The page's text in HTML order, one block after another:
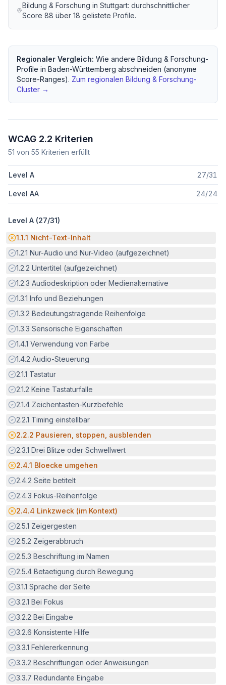
Bildung & Forschung in Stuttgart: durchschnittlicher
Score 88 über 18 gelistete Profile.
Regionaler Vergleich: Wie andere Bildung & Forschung-
Profile in Baden-Württemberg abschneiden (anonyme
Score-Ranges). Zum regionalen Bildung & Forschung-
Cluster →
WCAG 2.2 Kriterien
51 von 55 Kriterien erfüllt
Level A 27/31
Level AA 24/24
Level A (27/31)
Potenzielle Barriere:
1.1.1 Nicht-Text-Inhalt
Erfüllt:
1.2.1 Nur-Audio und Nur-Video (aufgezeichnet)
Erfüllt:
1.2.2 Untertitel (aufgezeichnet)
Erfüllt:
1.2.3 Audiodeskription oder Medienalternative
Erfüllt:
1.3.1 Info und Beziehungen
Erfüllt:
1.3.2 Bedeutungstragende Reihenfolge
Erfüllt:
1.3.3 Sensorische Eigenschaften
Erfüllt:
1.4.1 Verwendung von Farbe
Erfüllt:
1.4.2 Audio-Steuerung
Erfüllt:
2.1.1 Tastatur
Erfüllt:
2.1.2 Keine Tastaturfalle
Erfüllt:
2.1.4 Zeichentasten-Kurzbefehle
Erfüllt:
2.2.1 Timing einstellbar
Potenzielle Barriere:
2.2.2 Pausieren, stoppen, ausblenden
Erfüllt:
2.3.1 Drei Blitze oder Schwellwert
Potenzielle Barriere:
2.4.1 Bloecke umgehen
Erfüllt:
2.4.2 Seite betitelt
Erfüllt:
2.4.3 Fokus-Reihenfolge
Potenzielle Barriere:
2.4.4 Linkzweck (im Kontext)
Erfüllt:
2.5.1 Zeigergesten
Erfüllt:
2.5.2 Zeigerabbruch
Erfüllt:
2.5.3 Beschriftung im Namen
Erfüllt:
2.5.4 Betaetigung durch Bewegung
Erfüllt:
3.1.1 Sprache der Seite
Erfüllt:
3.2.1 Bei Fokus
Erfüllt:
3.2.2 Bei Eingabe
Erfüllt:
3.2.6 Konsistente Hilfe
Erfüllt:
3.3.1 Fehlererkennung
Erfüllt:
3.3.2 Beschriftungen oder Anweisungen
Erfüllt:
3.3.7 Redundante Eingabe